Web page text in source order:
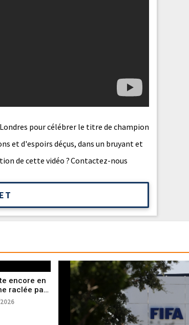
pour célébrer le titre de champion
et d'espoirs déçus, dans un bruyant et
de cette vidéo ? Contactez-nous
encore en
raclée par